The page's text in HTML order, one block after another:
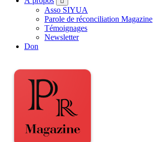
Asso SIYUA
Parole de réconciliation Magazine
Témoignages
Newsletter
Don